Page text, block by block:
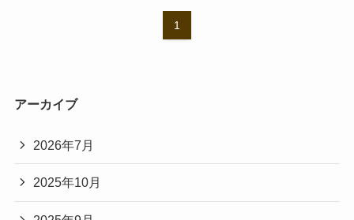
1
アーカイブ
2026年7月
2025年10月